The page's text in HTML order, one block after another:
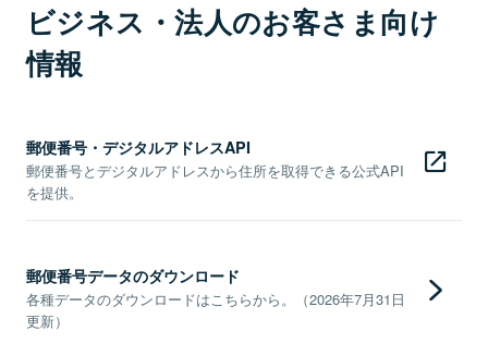
ビジネス・法人のお客さま向け
情報
郵便番号・デジタルアドレスAPI
郵便番号とデジタルアドレスから住所を取得できる公式API
を提供。
郵便番号データのダウンロード
各種データのダウンロードはこちらから。（2026年7月31日
更新）